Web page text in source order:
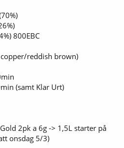
800EBC
reddish brown)
(samt Klar Urt)
2pk a 6g -> 1,5L starter på
onsdag 5/3)